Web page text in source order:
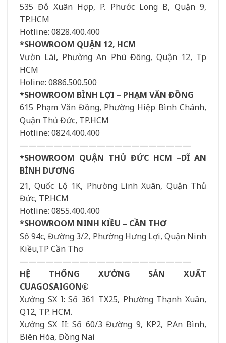
535 Đỗ Xuân Hợp, P. Phước Long B, Quận 9,
TP.HCM
Hotline: 0828.400.400
*SHOWROOM QUẬN 12, HCM
Vườn Lài, Phường An Phú Đông, Quận 12, Tp
HCM
Holine: 0886.500.500
*SHOWROOM BÌNH LỢI – PHẠM VĂN ĐỒNG
615 Phạm Văn Đồng, Phường Hiệp Bình Chánh,
Quận Thủ Đức, TP.HCM
Hotline: 0824.400.400
————————————————————
*SHOWROOM QUẬN THỦ ĐỨC HCM –DĨ AN
BÌNH DƯƠNG
21, Quốc Lộ 1K, Phường Linh Xuân, Quận Thủ
Đức, TP.HCM
Hotline: 0855.400.400
*SHOWROOM NINH KIỀU – CẦN THƠ
Số 94c, Đường 3/2, Phường Hưng Lợi, Quận Ninh
Kiều,TP Cần Thơ
————————————————————
HỆ THỐNG XƯỞNG SẢN XUẤT
CUAGOSAIGON®
Xưởng SX I: Số 361 TX25, Phường Thạnh Xuân,
Q12, TP. HCM.
Xưởng SX II: Số 60/3 Đường 9, KP2, P.An Bình,
Biên Hòa, Đồng Nai